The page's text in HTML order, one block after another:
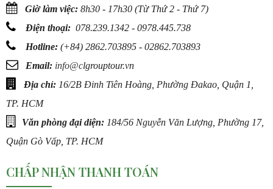
Giờ làm việc: 8h30 - 17h30 (Từ Thứ 2 - Thứ 7)
Điện thoại: 078.239.1342 - 0978.445.738
Hotline: (+84) 2862.703895 - 02862.703893
Email: info@clgrouptour.vn
Địa chỉ: 16/2B Đinh Tiên Hoàng, Phường Đakao, Quận 1,
TP. HCM
Văn phòng đại diện: 184/56 Nguyễn Văn Lượng, Phường 17,
Quận Gò Vấp, TP. HCM
CHẤP NHẬN THANH TOÁN